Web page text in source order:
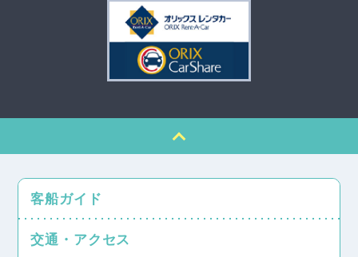
客船ガイド
交通・アクセス